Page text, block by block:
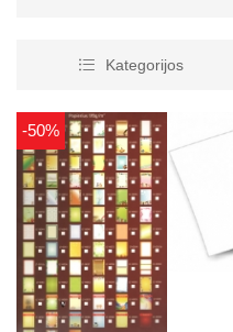
Kategorijos
-50%